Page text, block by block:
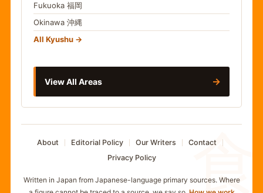
食
Fukuoka 福岡
Okinawa 沖縄
All Kyushu
View All Areas →
About Editorial Policy Our Writers
Contact
Privacy Policy
Written in Japan from Japanese-language primary sources. Where